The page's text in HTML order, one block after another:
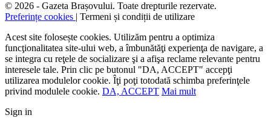
© 2026 - Gazeta Brașovului. Toate drepturile rezervate.
Preferințe cookies | Termeni și condiții de utilizare
Acest site folosește cookies. Utilizăm pentru a optimiza
funcţionalitatea site-ului web, a îmbunătăţi experienţa de navigare, a
se integra cu reţele de socializare şi a afişa reclame relevante pentru
interesele tale. Prin clic pe butonul "DA, ACCEPT" accepţi
utilizarea modulelor cookie. Îţi poţi totodată schimba preferinţele
privind modulele cookie. DA, ACCEPT Mai mult
Sign in